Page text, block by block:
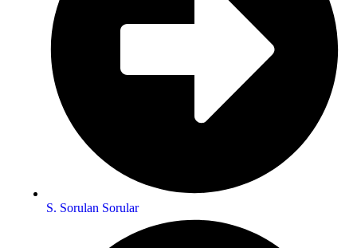
S. Sorulan Sorular